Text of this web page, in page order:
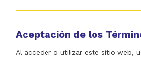
Aceptación de los
Al acceder o utilizar este sitio web,